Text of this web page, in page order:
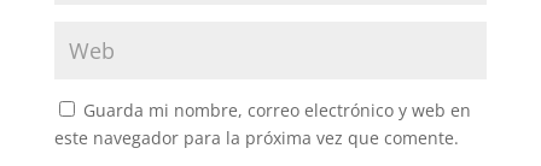
Guarda mi nombre, correo electrónico y web en
este navegador para la próxima vez que comente.